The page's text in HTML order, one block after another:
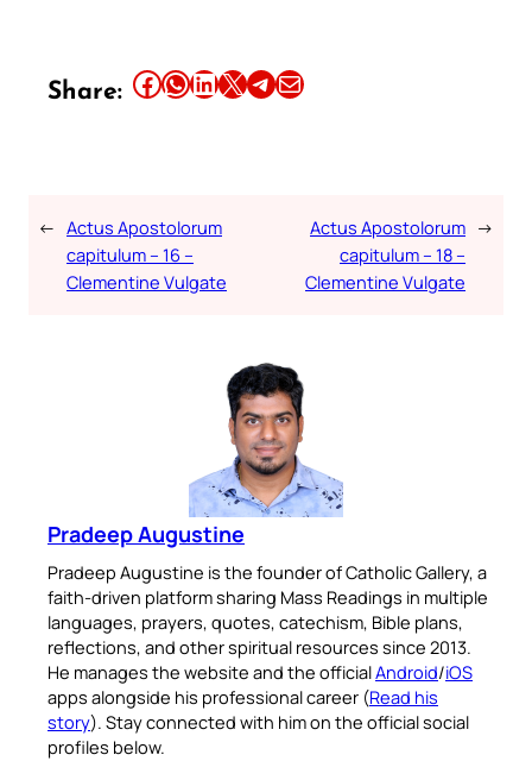
Share: Share this article on Facebook Share this article on WhatsApp Share this article on LinkedIn Share this article on X Share this article on TelegramEmail this Article
← Actus Apostolorum
capitulum – 16 –
Clementine Vulgate
Actus Apostolorum
capitulum – 18 –
Clementine Vulgate
→
Pradeep Augustine
Pradeep Augustine is the founder of Catholic Gallery, a
faith-driven platform sharing Mass Readings in multiple
languages, prayers, quotes, catechism, Bible plans,
reflections, and other spiritual resources since 2013.
He manages the website and the officialAndroid/iOS
apps alongside his professional career (Read his
story). Stay connected with him on the official social
profiles below.